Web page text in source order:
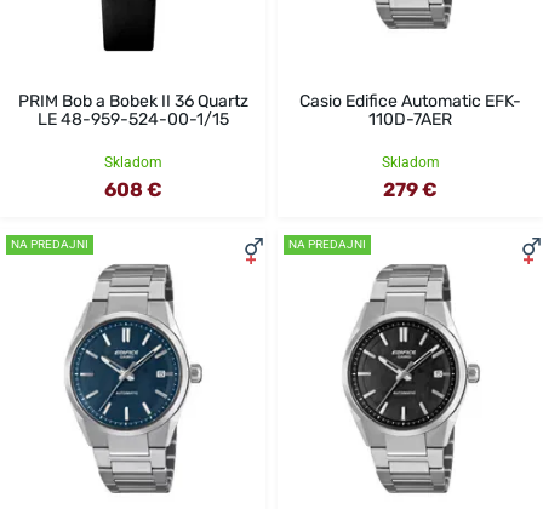
PRIM Bob a Bobek II 36 Quartz
LE 48-959-524-00-1/15
Skladom
608 €
Casio Edifice Automatic EFK-
110D-7AER
Skladom
279 €
NA PREDAJNI NA PREDAJNI